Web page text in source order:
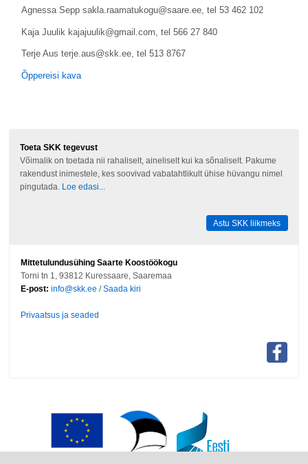
Agnessa Sepp sakla.raamatukogu@saare.ee, tel 53 462 102
Kaja Juulik kajajuulik@gmail.com, tel 566 27 840
Terje Aus terje.aus@skk.ee, tel 513 8767
Õppereisi kava
Toeta SKK tegevust
Võimalik on toetada nii rahaliselt, aineliselt kui ka sõnaliselt. Pakume
rakendust inimestele, kes soovivad vabatahtlikult ühise hüvangu nimel
pingutada. Loe edasi...
Astu SKK liikmeks
Mittetulundusühing Saarte Koostöökogu
Torni tn 1, 93812 Kuressaare, Saaremaa
E-post: info@skk.ee /Saada kiri
Privaatsus ja seaded